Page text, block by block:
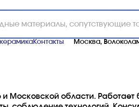
Контакты Москва,
Московской области.